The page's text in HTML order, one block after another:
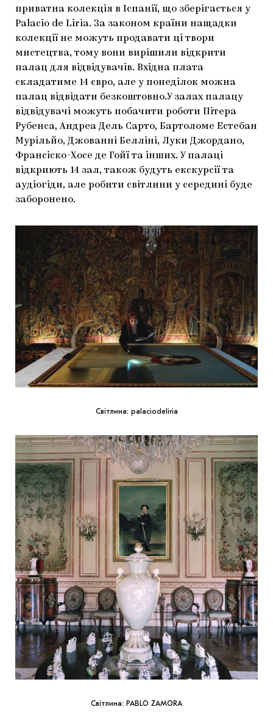
приватна колекція в Іспанії, що зберігається у
Palacio de Liria. За законом країни нащадки
колекції не можуть продавати ці твори
мистецтва, тому вони вирішили відкрити
палац для відвідувачів. Вхідна плата
складатиме 14 євро, але у понеділок можна
палац відвідати безкоштовно.У залах палацу
відвідувачі можуть побачити роботи Пітера
Рубенса, Андреа Дель Сарто, Бартоломе Естебан
Мурільйо, Джованні Белліні, Луки Джордано,
Франсіско-Хосе де Гойї та інших. У палаці
відкриють 14 зал, також будуть екскурсії та
аудіогіди, але робити світлини у середині буде
заборонено.
Світлина: palaciodeliria
Світлина: PABLO ZAMORA